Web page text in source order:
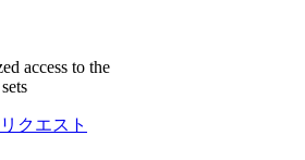
access to the
クエスト